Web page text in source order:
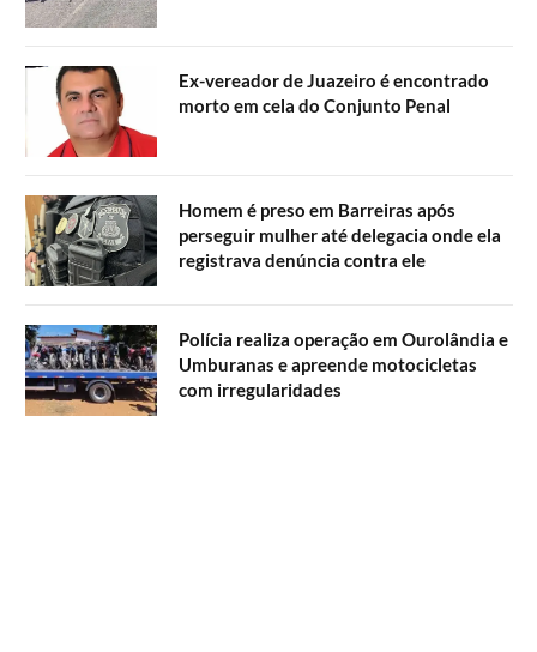
Ex-vereador de Juazeiro é encontrado
morto em cela do Conjunto Penal
Homem é preso em Barreiras após
perseguir mulher até delegacia onde ela
registrava denúncia contra ele
Polícia realiza operação em Ourolândia e
Umburanas e apreende motocicletas
com irregularidades